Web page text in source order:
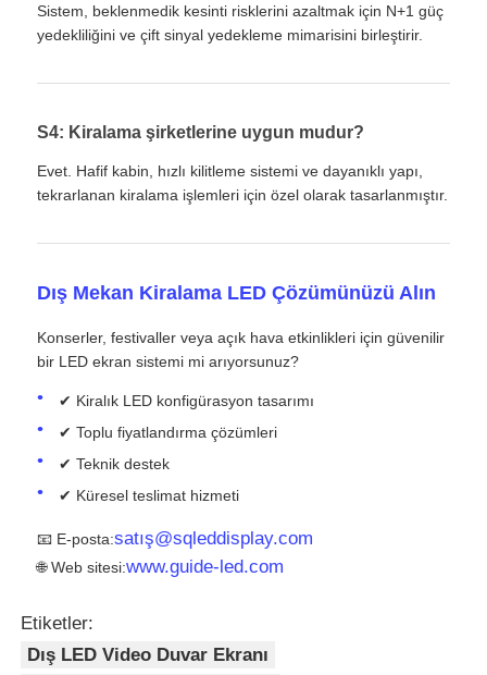
Sistem, beklenmedik kesinti risklerini azaltmak için N+1 güç
yedekliliğini ve çift sinyal yedekleme mimarisini birleştirir.
S4: Kiralama şirketlerine uygun mudur?
Evet. Hafif kabin, hızlı kilitleme sistemi ve dayanıklı yapı,
tekrarlanan kiralama işlemleri için özel olarak tasarlanmıştır.
Dış Mekan Kiralama LED Çözümünüzü Alın
Konserler, festivaller veya açık hava etkinlikleri için güvenilir
bir LED ekran sistemi mi arıyorsunuz?
✔ Kiralık LED konfigürasyon tasarımı
✔ Toplu fiyatlandırma çözümleri
✔ Teknik destek
✔ Küresel teslimat hizmeti
📧 E-posta:satış@sqleddisplay.com
🌐 Web sitesi:www.guide-led.com
Etiketler:
Dış LED Video Duvar Ekranı